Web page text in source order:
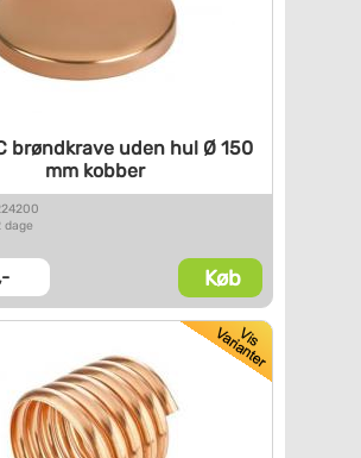
brøndkrave uden hul Ø 150
mm kobber
dage
Køb